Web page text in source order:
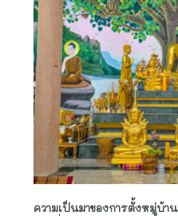
ความเป็นมาของการตั้งหมู่บ้าน